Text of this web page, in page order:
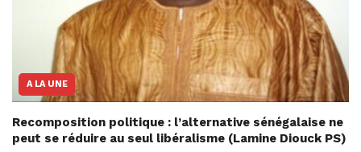
A LA UNE
Recomposition politique : l’alternative sénégalaise ne
peut se réduire au seul libéralisme (Lamine Diouck PS)